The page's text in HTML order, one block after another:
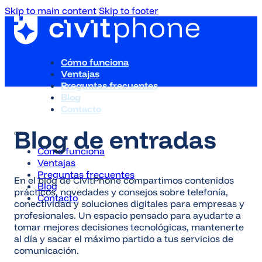
Skip to main content Skip to footer
Cómo funciona
Ventajas
Preguntas frecuentes
Blog
Contacto
Cómo funciona
Ventajas
Preguntas frecuentes
Blog
Contacto
Blog de entradas
En el blog de CivitPhone compartimos contenidos
prácticos, novedades y consejos sobre telefonía,
conectividad y soluciones digitales para empresas y
profesionales. Un espacio pensado para ayudarte a
tomar mejores decisiones tecnológicas, mantenerte
al día y sacar el máximo partido a tus servicios de
comunicación.